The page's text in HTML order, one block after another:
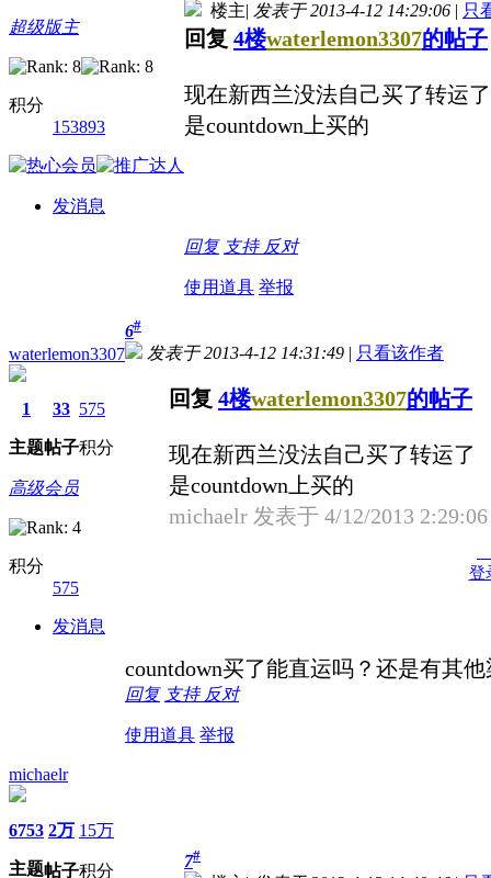
超级版主
积分
153893
发消息
楼主| 发表于 2013-4-12 14:29:06 | 只
回复 4楼waterlemon3307的帖子
现在新西兰没法自己买了转运了
是countdown上买的
回复 支持 反对
使用道具 举报
waterlemon3307
1
主题
33
帖子
575
积分
高级会员
积分
575
发消息
6#
发表于 2013-4-12 14:31:49 | 只看该作者
回复 4楼waterlemon3307的帖子
现在新西兰没法自己买了转运了
是countdown上买的
michaelr 发表于 4/12/2013
登
countdown买了能直运吗？还是有其
回复 支持 反对
使用道具 举报
michaelr
6753
主题
2万
帖子
15万
积分
7#